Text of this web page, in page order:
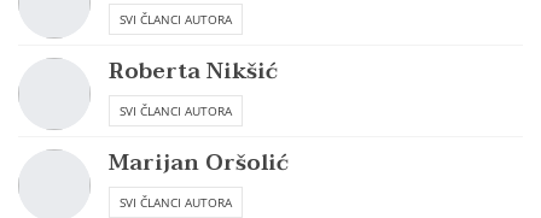
SVI ČLANCI AUTORA
Roberta Nikšić
SVI ČLANCI AUTORA
Marijan Oršolić
SVI ČLANCI AUTORA